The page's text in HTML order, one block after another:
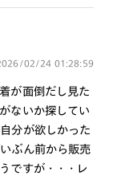
がございます。
02/24 01:28:59
が面倒だし見た
ないか探してい
分が欲しかった
ぶん前から販売
ですが・・・レ